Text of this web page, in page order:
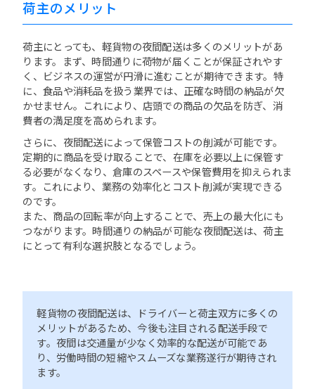
荷主のメリット
荷主にとっても、軽貨物の夜間配送は多くのメリットがあ
ります。まず、時間通りに荷物が届くことが保証されやす
く、ビジネスの運営が円滑に進むことが期待できます。特
に、食品や消耗品を扱う業界では、正確な時間の納品が欠
かせません。これにより、店頭での商品の欠品を防ぎ、消
費者の満足度を高められます。
さらに、夜間配送によって保管コストの削減が可能です。
定期的に商品を受け取ることで、在庫を必要以上に保管す
る必要がなくなり、倉庫のスペースや保管費用を抑えられま
す。これにより、業務の効率化とコスト削減が実現できる
のです。
また、商品の回転率が向上することで、売上の最大化にも
つながります。時間通りの納品が可能な夜間配送は、荷主
にとって有利な選択肢となるでしょう。
軽貨物の夜間配送は、ドライバーと荷主双方に多くの
メリットがあるため、今後も注目される配送手段で
す。夜間は交通量が少なく効率的な配送が可能であ
り、労働時間の短縮やスムーズな業務遂行が期待され
ます。